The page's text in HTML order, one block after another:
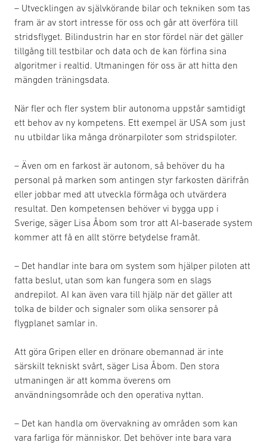
– Utvecklingen av självkörande bilar och tekniken som tas
fram är av stort intresse för oss och går att överföra till
stridsflyget. Bilindustrin har en stor fördel när det gäller
tillgång till testbilar och data och de kan förfina sina
algoritmer i realtid. Utmaningen för oss är att hitta den
mängden träningsdata.
När fler och fler system blir autonoma uppstår samtidigt
ett behov av ny kompetens. Ett exempel är USA som just
nu utbildar lika många drönarpiloter som stridspiloter.
– Även om en farkost är autonom, så behöver du ha
personal på marken som antingen styr farkosten därifrån
eller jobbar med att utveckla förmåga och utvärdera
resultat. Den kompetensen behöver vi bygga upp i
Sverige, säger Lisa Åbom som tror att AI-baserade system
kommer att få en allt större betydelse framåt.
– Det handlar inte bara om system som hjälper piloten att
fatta beslut, utan som kan fungera som en slags
andrepilot. AI kan även vara till hjälp när det gäller att
tolka de bilder och signaler som olika sensorer på
flygplanet samlar in.
Att göra Gripen eller en drönare obemannad är inte
särskilt tekniskt svårt, säger Lisa Åbom. Den stora
utmaningen är att komma överens om
användningsområde och den operativa nyttan.
– Det kan handla om övervakning av områden som kan
vara farliga för människor. Det behöver inte bara vara